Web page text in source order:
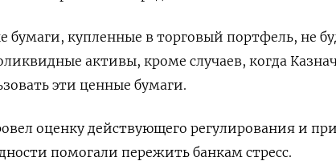
бумаги, купленные в торговый портфель, не
активы, кроме случаев, когда
эти ценные бумаги.
оценку действующего регулирования и
помогали пережить банкам стресс.